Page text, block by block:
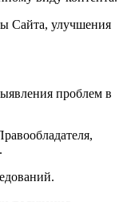
Сайта, улучшения
проблем в